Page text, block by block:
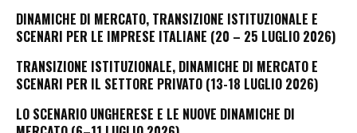
DINAMICHE DI MERCATO, TRANSIZIONE ISTITUZIONALE E
SCENARI PER LE IMPRESE ITALIANE (20 – 25 LUGLIO 2026)
TRANSIZIONE ISTITUZIONALE, DINAMICHE DI MERCATO E
SCENARI PER IL SETTORE PRIVATO (13-18 LUGLIO 2026)
LO SCENARIO UNGHERESE E LE NUOVE DINAMICHE DI